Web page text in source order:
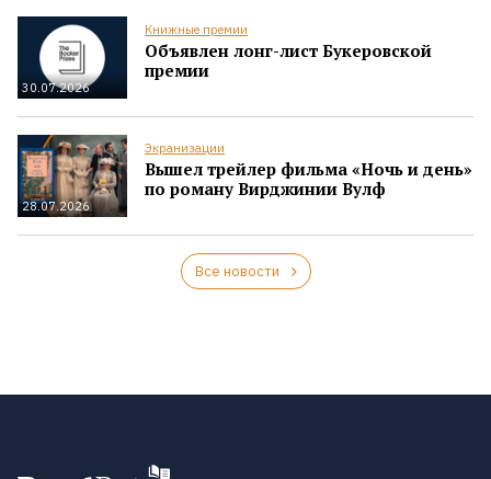
30.07.2026
Книжные премии
Объявлен лонг-лист Букеровской
премии
28.07.2026
Экранизации
Вышел трейлер фильма «Ночь и день»
по роману Вирджинии Вулф
Все новости